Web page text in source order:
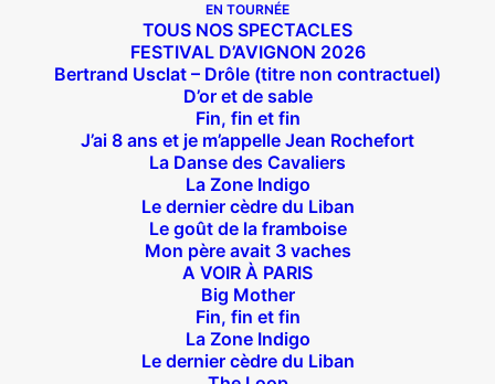
EN TOURNÉE
TOUS NOS SPECTACLES
FESTIVAL D’AVIGNON 2026
Bertrand Usclat – Drôle (titre non contractuel)
D’or et de sable
Fin, fin et fin
J’ai 8 ans et je m’appelle Jean Rochefort
La Danse des Cavaliers
La Zone Indigo
Le dernier cèdre du Liban
Le goût de la framboise
Mon père avait 3 vaches
A VOIR À PARIS
Big Mother
Fin, fin et fin
La Zone Indigo
Le dernier cèdre du Liban
Suivez nous !